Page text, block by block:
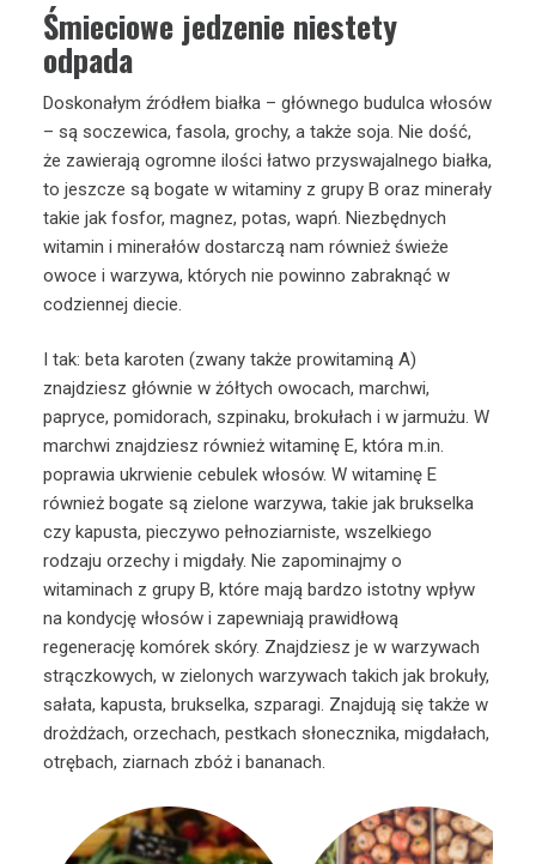
Śmieciowe jedzenie niestety
odpada
Doskonałym źródłem białka – głównego budulca włosów
– są soczewica, fasola, grochy, a także soja. Nie dość,
że zawierają ogromne ilości łatwo przyswajalnego białka,
to jeszcze są bogate w witaminy z grupy B oraz minerały
takie jak fosfor, magnez, potas, wapń. Niezbędnych
witamin i minerałów dostarczą nam również świeże
owoce i warzywa, których nie powinno zabraknąć w
codziennej diecie.
I tak: beta karoten (zwany także prowitaminą A)
znajdziesz głównie w żółtych owocach, marchwi,
papryce, pomidorach, szpinaku, brokułach i w jarmużu. W
marchwi znajdziesz również witaminę E, która m.in.
poprawia ukrwienie cebulek włosów. W witaminę E
również bogate są zielone warzywa, takie jak brukselka
czy kapusta, pieczywo pełnoziarniste, wszelkiego
rodzaju orzechy i migdały. Nie zapominajmy o
witaminach z grupy B, które mają bardzo istotny wpływ
na kondycję włosów i zapewniają prawidłową
regenerację komórek skóry. Znajdziesz je w warzywach
strączkowych, w zielonych warzywach takich jak brokuły,
sałata, kapusta, brukselka, szparagi. Znajdują się także w
drożdżach, orzechach, pestkach słonecznika, migdałach,
otrębach, ziarnach zbóż i bananach.